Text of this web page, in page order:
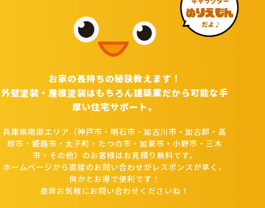
お家の長持ちの秘訣教えます！
外壁塗装・屋根塗装はもちろん建築業だから可能な手
厚い住宅サポート。
兵庫県南部エリア（神戸市・明石市・加古川市・加古郡・高
砂市・姫路市・太子町・たつの市・加東市・小野市・三木
市・その他）のお客様はお見積り無料です。
ホームページから直接のお問い合わせがレスポンスが早く、
何かとお得で便利です！
是非お気軽にお問い合わせくださいね！